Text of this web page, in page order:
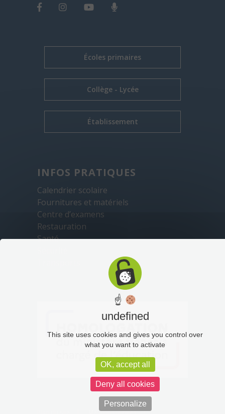
Écoles primaires
Collège - Lycée
Établissement
INFOS PRATIQUES
Calendrier scolaire
Fournitures et matériels
Centre d’examens
Restauration
Santé
Mentions légales
☝
undefined
This site uses cookies and gives you control over
what you want to activate
OK, accept all
Deny all cookies
Personalize